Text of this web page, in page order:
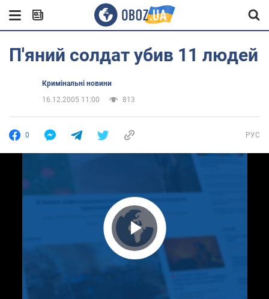
П'яний солдат убив 11 людей
Кримінальні новини
16.12.2005 11:00
813
0 РУС
Play Video